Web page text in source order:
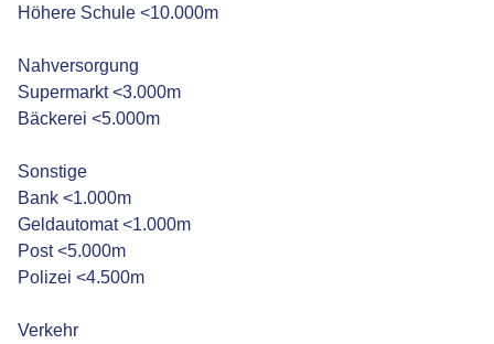
Höhere Schule <10.000m
Nahversorgung
Supermarkt <3.000m
Bäckerei <5.000m
Sonstige
Bank <1.000m
Geldautomat <1.000m
Post <5.000m
Polizei <4.500m
Verkehr